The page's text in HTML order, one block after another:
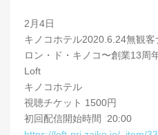
2月4日
キノコホテル2020.6.24無観
ロン・ド・キノコ〜創業13周
Loft
キノコホテル
視聴チケット 1500円
初回配信開始時間 20:00